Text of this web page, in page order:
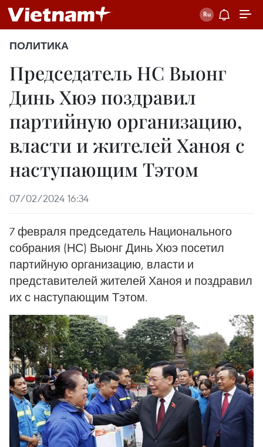
ПОЛИТИКА
Председатель НС Выонг
Динь Хюэ поздравил
партийную организацию,
власти и жителей Ханоя с
наступающим Тэтом
07/02/2024 16:34
7 февраля председатель Национального
собрания (НС) Выонг Динь Хюэ посетил
партийную организацию, власти и
представителей жителей Ханоя и поздравил
их с наступающим Тэтом.